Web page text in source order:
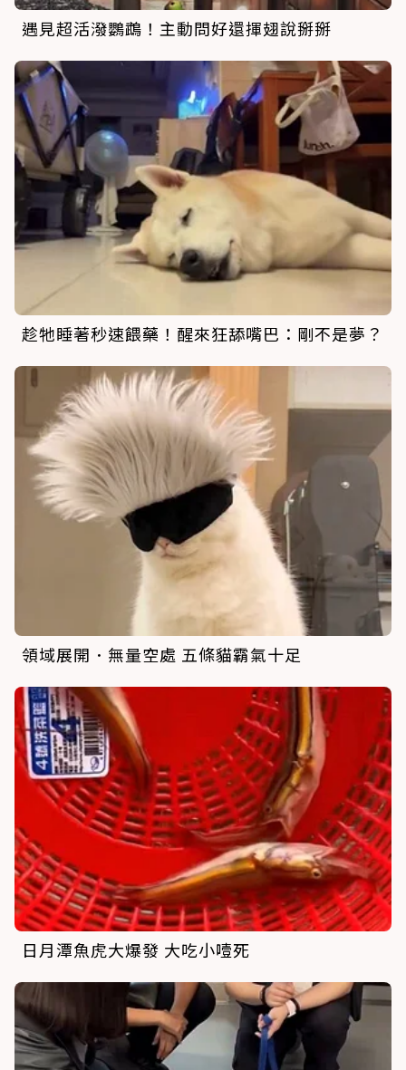
遇見超活潑鸚鵡！主動問好還揮翅說掰掰
趁牠睡著秒速餵藥！醒來狂舔嘴巴：剛不是夢？
領域展開．無量空處 五條貓霸氣十足
日月潭魚虎大爆發 大吃小噎死